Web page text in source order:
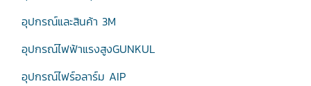
อุปกรณ์และสินค้า 3M
อุปกรณ์ไฟฟ้าแรงสูงGUNKUL
อุปกรณ์ไฟร์อลาร์ม AIP